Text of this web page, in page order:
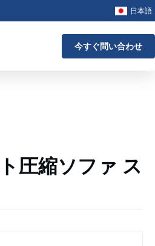
日本語
今すぐ問い合わせ
圧縮ソファ ス